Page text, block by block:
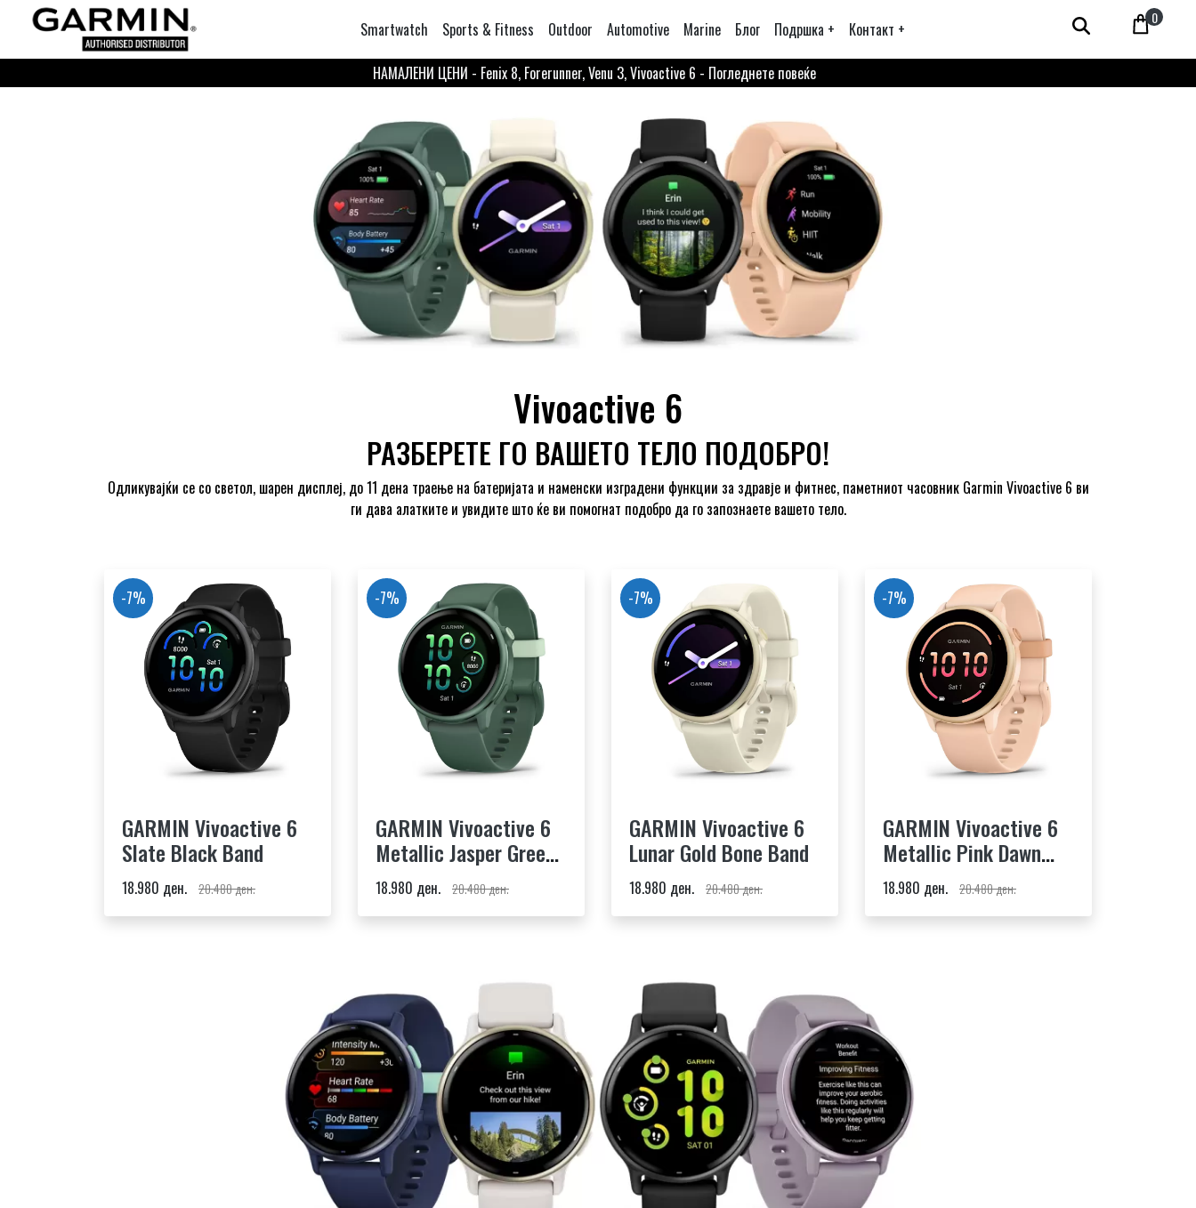
Smartwatch Sports & Fitness Outdoor Automotive Marine Блог Подршка + Контакт +
0
НАМАЛЕНИ ЦЕНИ - Fenix 8, Forerunner, Venu 3, Vivoactive 6 - Погледнете повеќе
Vivoactive 6
РАЗБЕРЕТЕ ГО ВАШЕТО ТЕЛО ПОДОБРО!
Одликувајќи се со светол, шарен дисплеј, до 11 дена траење на батеријата и наменски изградени функции за здравје и фитнес, паметниот часовник Garmin Vivoactive 6 ви
ги дава алатките и увидите што ќе ви помогнат подобро да го запознаете вашето тело.
-7%
GARMIN Vivoactive 6
Slate Black Band
18.980 ден. 20.480 ден.
-7%
GARMIN Vivoactive 6
Metallic Jasper Green
Band
18.980 ден. 20.480 ден.
-7%
GARMIN Vivoactive 6
Lunar Gold Bone Band
18.980 ден. 20.480 ден.
-7%
GARMIN Vivoactive 6
Metallic Pink Dawn
Band
18.980 ден. 20.480 ден.